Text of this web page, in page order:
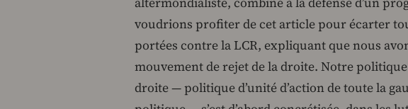
voudrions profiter de cet article pour écarter
portées contre la LCR, expliquant que nous
mouvement de rejet de la droite. Notre
droite — politique d’unité d’action de toute la